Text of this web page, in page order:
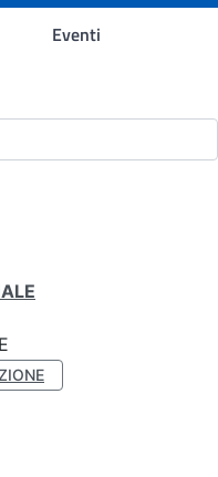
Eventi